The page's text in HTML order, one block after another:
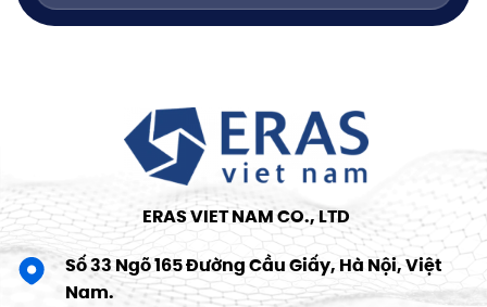
ERAS VIET NAM CO., LTD
Số 33 Ngõ 165 Đường Cầu Giấy, Hà Nội, Việt
Nam.